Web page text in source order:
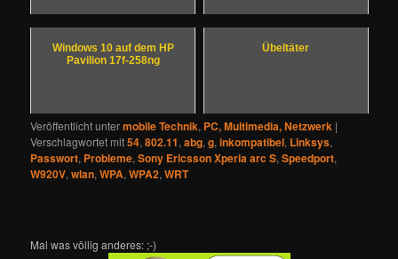
Windows 10 auf dem HP
Pavilion 17f-258ng
Übeltäter
Veröffentlicht untermobile Technik, PC, Multimedia, Netzwerk |
Verschlagwortet mit54,802.11,abg,g,inkompatibel, Linksys,
Passwort, Probleme,Sony Ericsson Xperia arc S,Speedport,
W920V,wlan,WPA,WPA2,WRT
Mal was völlig anderes: ;-)